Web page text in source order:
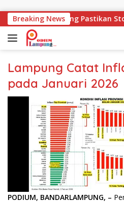
Breaking News
Pemprov Lampung Pastikan
Lampung Catat
pada Januari 2026
PODIUM, BANDARLAMPUNG, –